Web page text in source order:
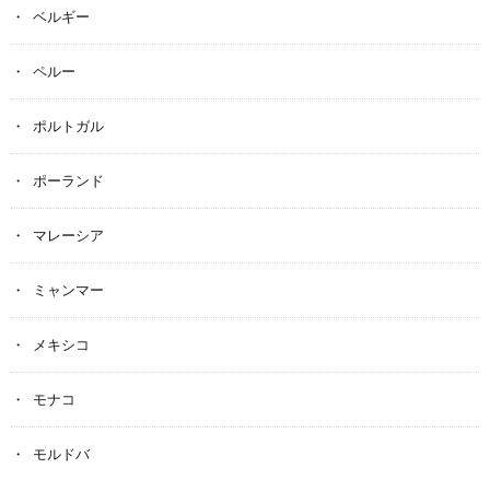
ベルギー
ペルー
ポルトガル
ポーランド
マレーシア
ミャンマー
メキシコ
モナコ
モルドバ